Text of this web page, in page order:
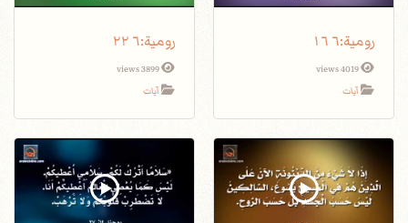
4019 views
آيات
3899 views
آيات